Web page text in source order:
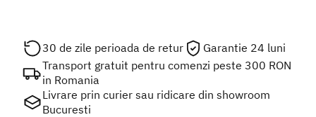
30 de zile perioada de retur
Garantie 24 luni
Transport gratuit pentru comenzi peste 300 RON
in Romania
Livrare prin curier sau ridicare din showroom
Bucuresti